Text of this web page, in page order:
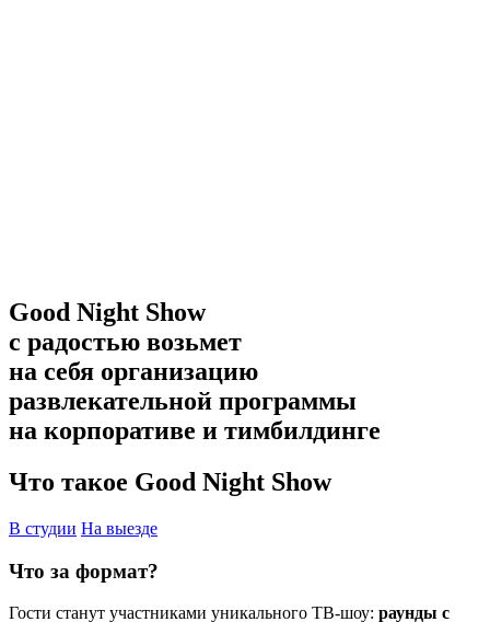
Good Night Show
с радостью возьмет
на себя организацию
развлекательной программы
на корпоративе и тимбилдинге
Что такое Good Night Show
В студии На выезде
Что за формат?
Гости станут участниками уникального ТВ-шоу: раунды с